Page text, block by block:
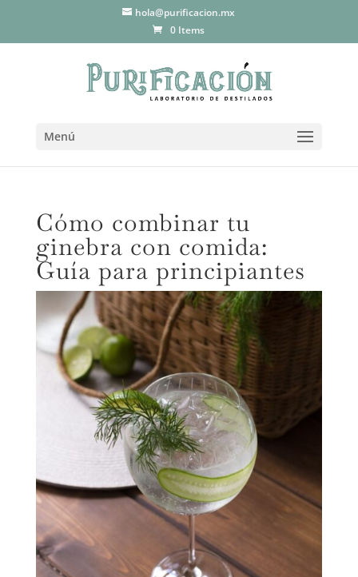
hola@purificacion.mx
0 Items
Menú
Cómo combinar tu
ginebra con comida:
Guía para principiantes